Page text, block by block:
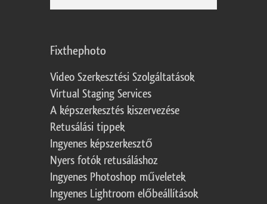
Fixthephoto
Video Szerkesztési Szolgáltatások
Virtual Staging Services
A képszerkesztés kiszervezése
Retusálási tippek
Ingyenes képszerkesztő
Nyers fotók retusáláshoz
Ingyenes Photoshop műveletek
Ingyenes Lightroom előbeállítások